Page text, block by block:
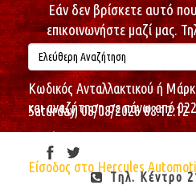
Εάν δεν βρίσκετε αυτό
επικοινωνήστε μαζί μας.
Κωδικός Ανταλλακτικού ή
και αναζήτηση σε πάνω από
Saturday, 08/08/202608:12:12
Είσοδος στο Hercules
Τηλ. Κέντρο